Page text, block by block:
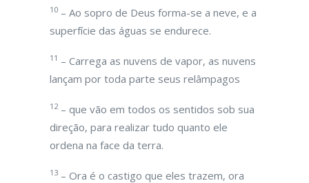
10 – Ao sopro de Deus forma-se a neve, e a
superfície das águas se endurece.
11 – Carrega as nuvens de vapor, as nuvens
lançam por toda parte seus relâmpagos
12– que vão em todos os sentidos sob sua
direção, para realizar tudo quanto ele
ordena na face da terra.
13 – Ora é o castigo que eles trazem, ora